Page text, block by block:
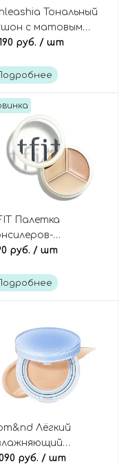
Тональный
с матовым
оттенок
Cushion SPF40
руб. / шт
Палетка
для
Cover Up Pro
руб. / шт
Лёгкий
кушон,
руб. / шт